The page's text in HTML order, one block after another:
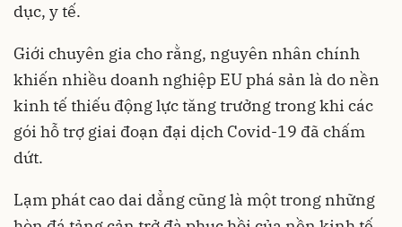
dục, y tế.
Giới chuyên gia cho rằng, nguyên nhân chính
khiến nhiều doanh nghiệp EU phá sản là do nền
kinh tế thiếu động lực tăng trưởng trong khi các
gói hỗ trợ giai đoạn đại dịch Covid-19 đã chấm
dứt.
Lạm phát cao dai dẳng cũng là một trong những